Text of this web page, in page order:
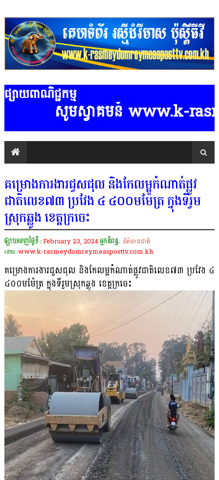
ផ្សាយពាណិជ្ជកម្ម
សូមស្វាគមន៍ www.k-
គម្រោងការងារជួសជុល និងកែលម្អកំណាត់ផ្លូវ
ជាតិលេខ៧៣ ប្រវែង ៤ ៤០០មម៉ែត្រ ក្នុងទីរួម
ស្រុកឆ្លូង ខេត្តក្រចេះ
ផ្សាយចេញថ្ងៃទី :February 23, 2024អ្នកនិពន្ធ. ព័ត៌មានជាតិ
ដោយ :www.k-rasmeydomreymeasposttv.com.kh
គម្រោងការងារជួសជុល និងកែលម្អកំណាត់ផ្លូវជាតិលេខ៧៣ ប្រវែង ៤
៤០០មម៉ែត្រ ក្នុងទីរួមស្រុកឆ្លូង ខេត្តក្រចេះ